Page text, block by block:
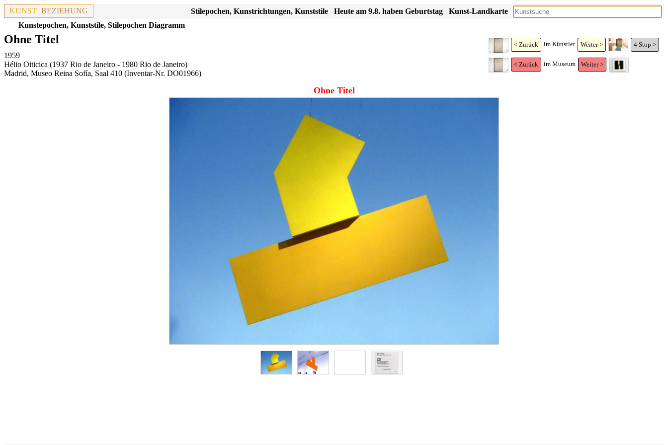
KUNST BEZIEHUNG Kunst-Landkarte
Heute am 9.8. haben Geburtstag
Stilepochen, Kunstrichtungen, Kunststile
Kunstepochen, Kunststile, Stilepochen Diagramm
< Zurück im Künstler Weiter > 4 Stop >
< Zurück im Museum Weiter >
Ohne Titel
1959
Hélio Oiticica (1937 Rio de Janeiro - 1980 Rio de Janeiro)
Madrid, Museo Reina Sofía, Saal 410 (Inventar-Nr. DO01966)
Ohne Titel